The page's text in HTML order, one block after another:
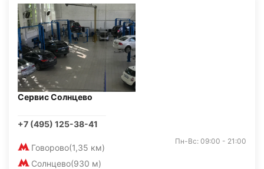
Сервис Солнцево
+7 (495) 125-38-41
Говорово(1,35 км)
Солнцево(930 м)
Пн-Вс: 09:00 - 21:00